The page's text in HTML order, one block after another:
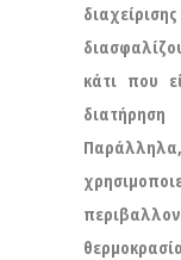
κάτι που
Παράλληλα,